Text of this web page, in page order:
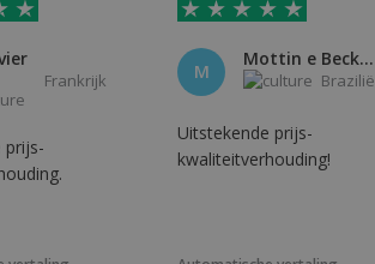
Frankrijk
prijs-
M
Mottin e Beck Arquitetura Ltda
Brazilië
Uitstekende prijs-
kwaliteitverhouding!